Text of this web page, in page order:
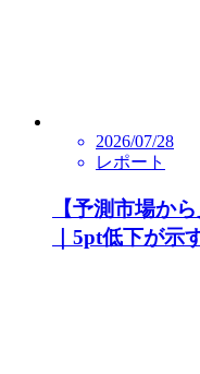
2026/07/28
レポート
【予測市場か
｜5pt低下が示